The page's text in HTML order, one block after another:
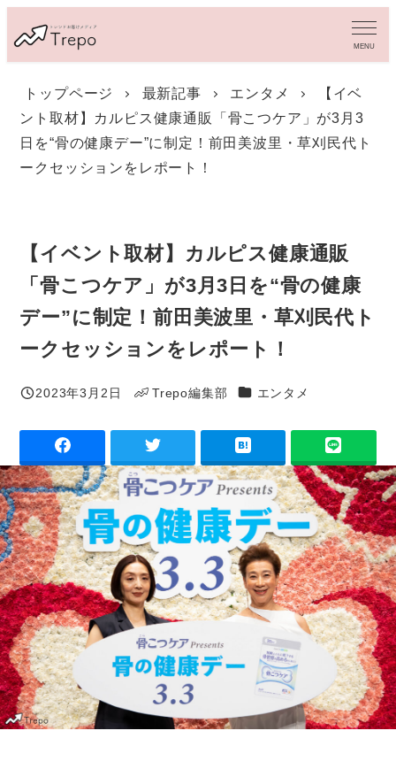
イ
MENU
トップページ 最新記事 エンタメ
【イベ
ント取材】カルピス健康通販「骨こつケア」が3月3
日を“骨の健康デー”に制定！前田美波里・草刈民代ト
ークセッションをレポート！
【イベント取材】カルピス健康通販
「骨こつケア」が3月3日を“骨の健康
デー”に制定！前田美波里・草刈民代ト
ークセッションをレポート！
投稿日
2023年3月2日 Trepo編集部 カテゴリー
エンタメ